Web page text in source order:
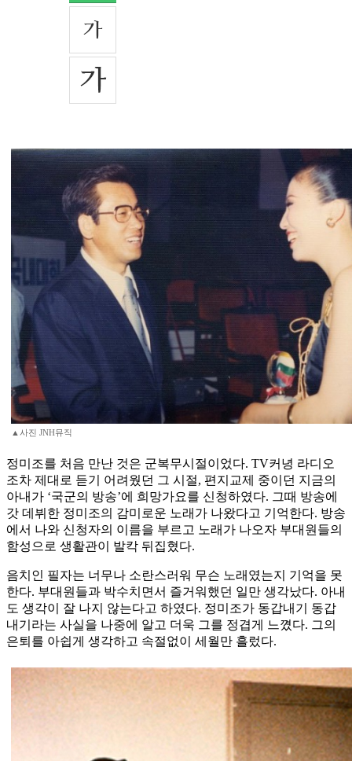
▲사진 JNH뮤직
정미조를 처음 만난 것은 군복무시절이었다. TV커녕 라디오
조차 제대로 듣기 어려웠던 그 시절, 편지교제 중이던 지금의
아내가 ‘국군의 방송’에 희망가요를 신청하였다. 그때 방송에
갓 데뷔한 정미조의 감미로운 노래가 나왔다고 기억한다. 방송
에서 나와 신청자의 이름을 부르고 노래가 나오자 부대원들의
함성으로 생활관이 발칵 뒤집혔다.
음치인 필자는 너무나 소란스러워 무슨 노래였는지 기억을 못
한다. 부대원들과 박수치면서 즐거워했던 일만 생각났다. 아내
도 생각이 잘 나지 않는다고 하였다. 정미조가 동갑내기 동갑
내기라는 사실을 나중에 알고 더욱 그를 정겹게 느꼈다. 그의
은퇴를 아쉽게 생각하고 속절없이 세월만 흘렀다.